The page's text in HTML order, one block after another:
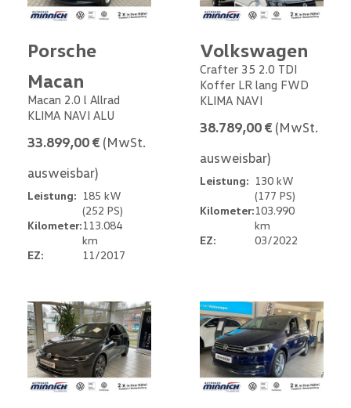
Porsche
Macan
Macan 2.0 l Allrad
KLIMA NAVI ALU
33.899,00 € (MwSt.
ausweisbar)
Leistung: 185 kW
(252 PS)
Kilometer:113.084
km
EZ:
11/2017
Volkswagen
Crafter 35 2.0 TDI
Koffer LR lang FWD
KLIMA NAVI
38.789,00 € (MwSt.
ausweisbar)
Leistung: 130 kW
(177 PS)
Kilometer:103.990
km
EZ:
03/2022